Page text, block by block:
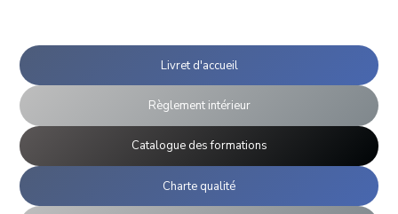
Livret d'accueil
Règlement intérieur
Catalogue des formations
Charte qualité